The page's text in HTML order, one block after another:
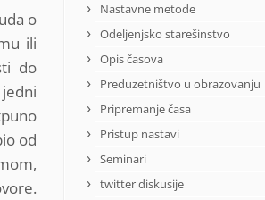
o
ili
do
od
Nastavne metode
Odeljenjsko starešinstvo
Opis časova
Preduzetništvo u obrazovanju
Pripremanje časa
Pristup nastavi
Seminari
twitter diskusije